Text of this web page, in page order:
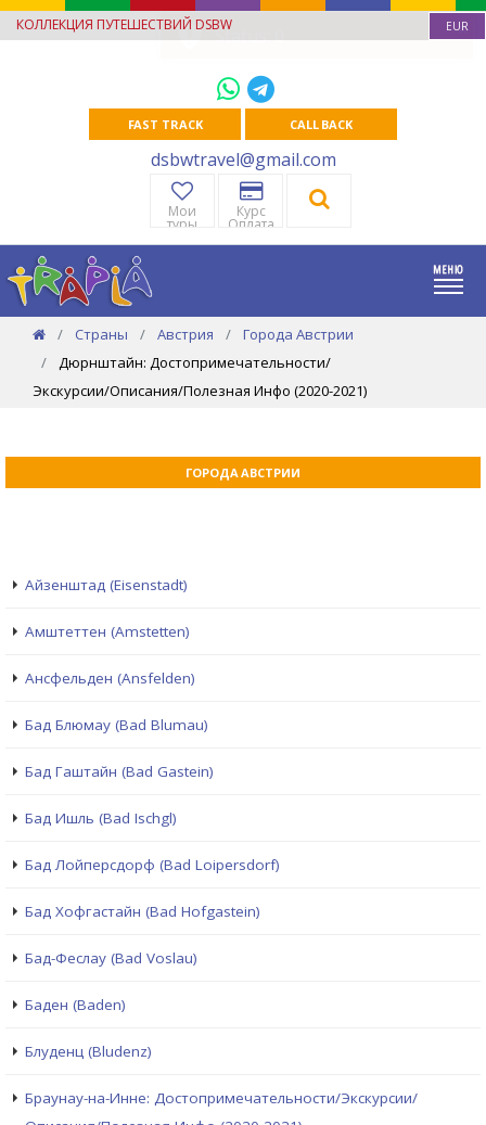
КОЛЛЕКЦИЯ ПУТЕШЕСТВИЙ DSBW EUR
FAST TRACK CALL BACK
dsbwtravel@gmail.com
Мои
туры
Курс
Оплата
Страны Австрия
Города Австрии
Дюрнштайн: Достопримечательности/
Экскурсии/Описания/Полезная Инфо (2020-2021)
ГОРОДА АВСТРИИ
Айзенштад (Eisenstadt)
Амштеттен (Amstetten)
Ансфельден (Ansfelden)
Бад Блюмау (Bad Blumau)
Бад Гаштайн (Bad Gastein)
Бад Ишль (Bad Ischgl)
Бад Лойперсдорф (Bad Loipersdorf)
Бад Хофгастайн (Bad Hofgastein)
Бад-Феслау (Bad Voslau)
Баден (Baden)
Блуденц (Bludenz)
Браунау-на-Инне: Достопримечательности/Экскурсии/